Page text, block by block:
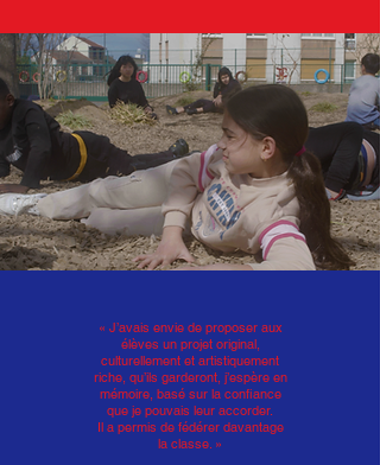
« J’avais envie de proposer aux
élèves un projet original,
culturellement et artistiquement
riche, qu’ils garderont, j’espère en
mémoire, basé sur la confiance
que je pouvais leur accorder.
Il a permis de fédérer davantage
la classe. »